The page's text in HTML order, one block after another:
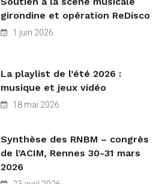
girondine et opération ReDisco
1 juin 2026
La playlist de l’été 2026 :
musique et jeux vidéo
18 mai 2026
Synthèse des RNBM – congrès
de l’ACIM, Rennes 30-31 mars
2026